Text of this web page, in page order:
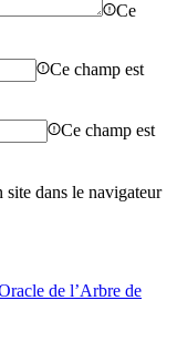
Ce
Ce champ est
Ce champ est
dans le navigateur
de l’Arbre de